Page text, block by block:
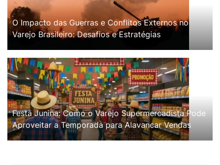
O Impacto das Guerras e Conflitos Externos no
Varejo Brasileiro: Desafios e Estratégias
Festa Junina: Como o Varejo Supermercadista Pode
Aproveitar a Temporada para Alavancar Vendas